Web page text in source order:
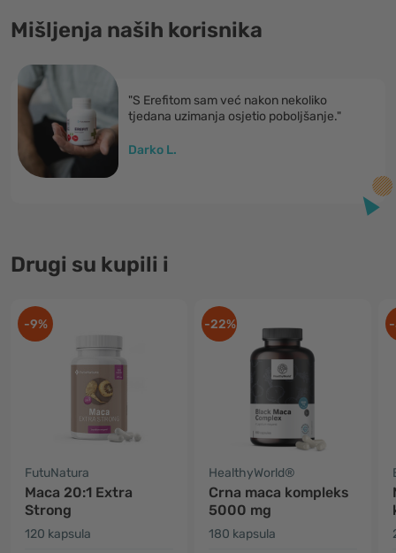
Mišljenja naših korisnika
"S Erefitom sam već nakon nekoliko
tjedana uzimanja osjetio poboljšanje."
Darko L.
Drugi su kupili i
-9%
FutuNatura
Maca 20:1 Extra
Strong
120 kapsula
-22%
HealthyWorld®
Crna maca kompleks
5000 mg
180 kapsula